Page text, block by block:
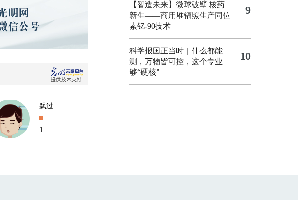
飘过
1
【智造未来】微球破壁 核药
新生——商用堆辐照生产同位
素钇-90技术
9
科学报国正当时｜什么都能
测，万物皆可控，这个专业
够“硬核”
10